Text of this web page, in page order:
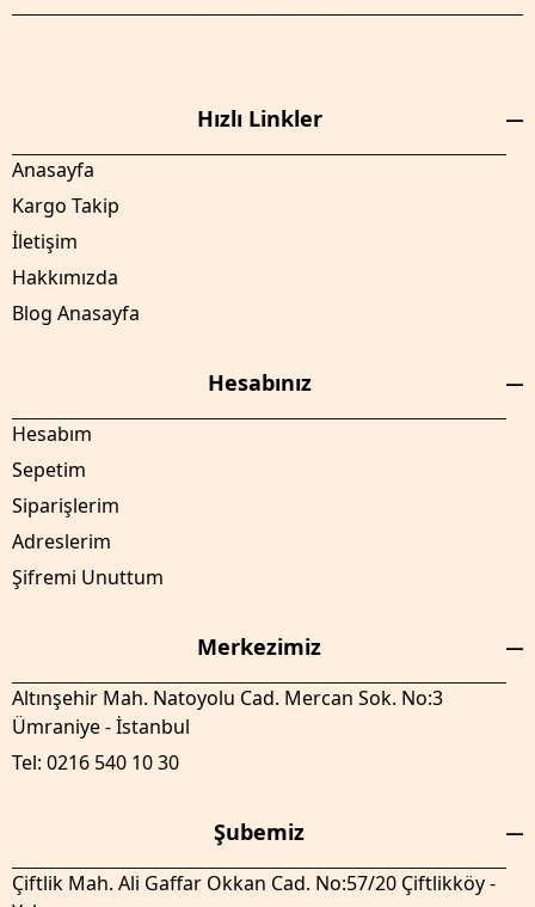
Hızlı Linkler
Anasayfa
Kargo Takip
İletişim
Hakkımızda
Blog Anasayfa
Hesabınız
Hesabım
Sepetim
Siparişlerim
Adreslerim
Şifremi Unuttum
Merkezimiz
Altınşehir Mah. Natoyolu Cad. Mercan Sok. No:3
Ümraniye - İstanbul
Tel: 0216 540 10 30
Şubemiz
Çiftlik Mah. Ali Gaffar Okkan Cad. No:57/20 Çiftlikköy -